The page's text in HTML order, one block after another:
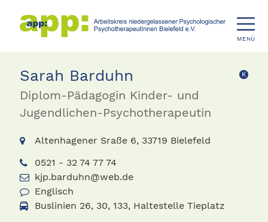
MENÜ
Sarah Barduhn
Diplom-Pädagogin Kinder- und
Jugendlichen-Psychotherapeutin
Altenhagener Sraße 6, 33719 Bielefeld
0521 - 32 74 77 74
kjp.barduhn@web.de
Englisch
Buslinien 26, 30, 133, Haltestelle Tieplatz
K